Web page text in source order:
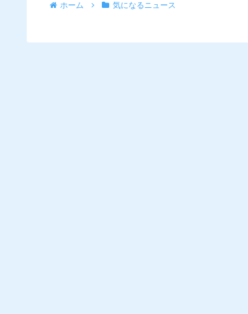
ホーム 気になるニュース